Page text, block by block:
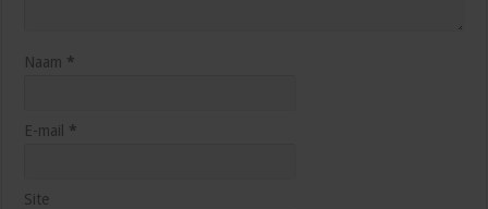
Naam *
E-mail *
Site